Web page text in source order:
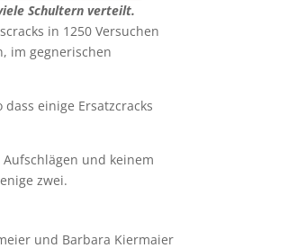
Schultern verteilt.
in 1250 Versuchen
im gegnerischen
einige Ersatzcracks
und keinem
zwei.
und Barbara Kiermaier